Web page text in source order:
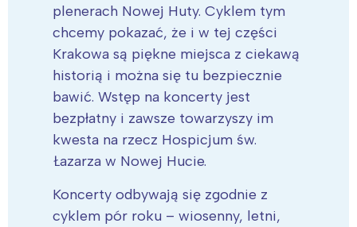
plenerach Nowej Huty. Cyklem tym
chcemy pokazać, że i w tej części
Krakowa są piękne miejsca z ciekawą
historią i można się tu bezpiecznie
bawić. Wstęp na koncerty jest
bezpłatny i zawsze towarzyszy im
kwesta na rzecz Hospicjum św.
Łazarza w Nowej Hucie.
Koncerty odbywają się zgodnie z
cyklem pór roku – wiosenny, letni,